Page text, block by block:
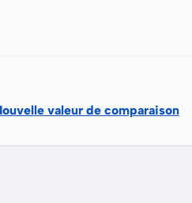
valeur de comparaison